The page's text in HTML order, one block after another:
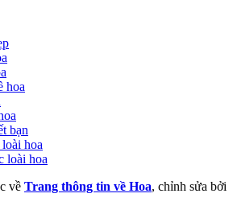
hoa
bạn
hoa
loài hoa
về Trang thông tin về Hoa, chỉnh sửa bởi